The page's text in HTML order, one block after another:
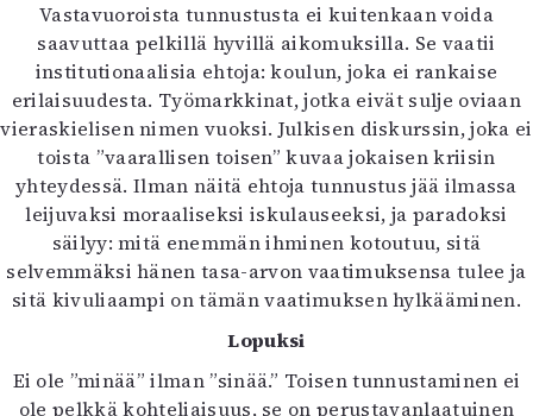
Vastavuoroista tunnustusta ei kuitenkaan voida
saavuttaa pelkillä hyvillä aikomuksilla. Se vaatii
institutionaalisia ehtoja: koulun, joka ei rankaise
erilaisuudesta. Työmarkkinat, jotka eivät sulje oviaan
vieraskielisen nimen vuoksi. Julkisen diskurssin, joka ei
toista ”vaarallisen toisen” kuvaa jokaisen kriisin
yhteydessä. Ilman näitä ehtoja tunnustus jää ilmassa
leijuvaksi moraaliseksi iskulauseeksi, ja paradoksi
säilyy: mitä enemmän ihminen kotoutuu, sitä
selvemmäksi hänen tasa-arvon vaatimuksensa tulee ja
sitä kivuliaampi on tämän vaatimuksen hylkääminen.
Lopuksi
Ei ole ”minää” ilman ”sinää.” Toisen tunnustaminen ei
ole pelkkä kohteliaisuus, se on perustavanlaatuinen